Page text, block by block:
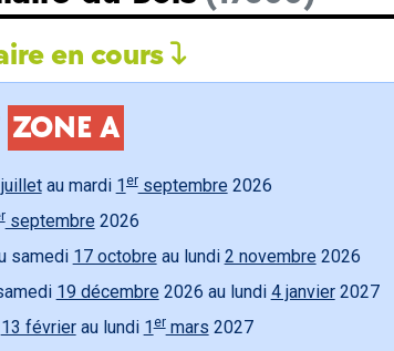
en cours
ZONE A
au mardi 1 erseptembre 2026
septembre 2026
samedi 17 octobre au lundi 2 novembre 2026
19 décembre 2026 au lundi 4 janvier2027
13 févrierau lundi 1ermars 2027